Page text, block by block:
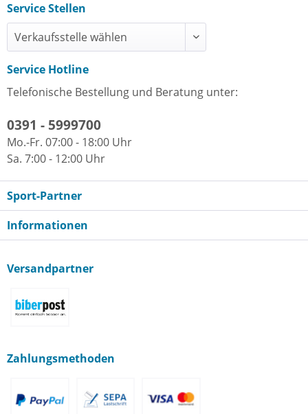
Service Stellen
Service Hotline
Telefonische Bestellung und Beratung unter:
0391 - 5999700
Mo.-Fr. 07:00 - 18:00 Uhr
Sa. 7:00 - 12:00 Uhr
Sport-Partner
Informationen
Versandpartner
Zahlungsmethoden